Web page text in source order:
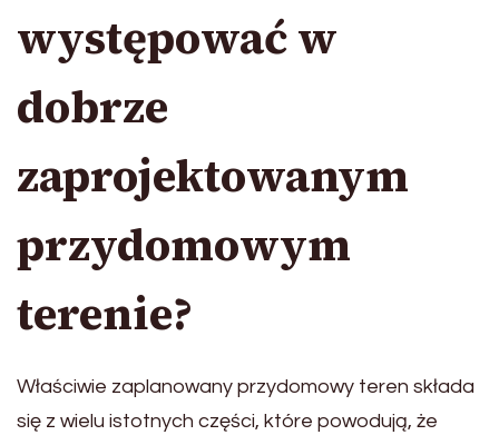
występować w
dobrze
zaprojektowanym
przydomowym
terenie?
Właściwie zaplanowany przydomowy teren składa
się z wielu istotnych części, które powodują, że